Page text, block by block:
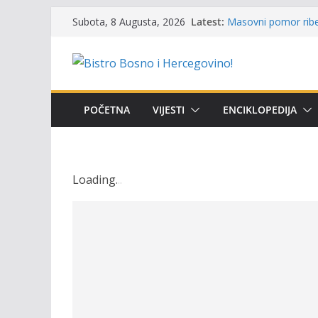
Skip
content
Subota, 8 Augusta, 2026 Latest: Masovni pomor
Poziv za učešće u
Obavještenje
osobe sa
POČETNA VIJESTI ENCIKLOPEDIJA
Loading...